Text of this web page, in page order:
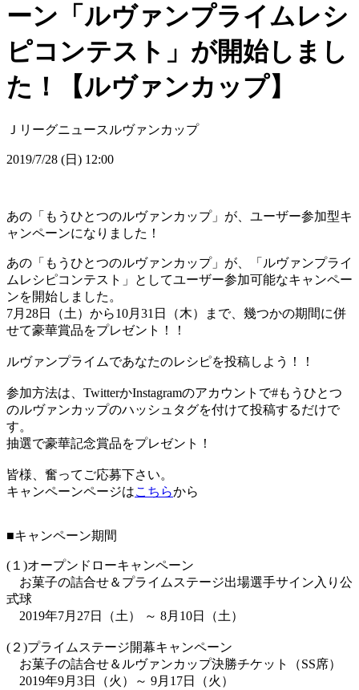
ーン「ルヴァンプライムレシ
ピコンテスト」が開始しまし
た！【ルヴァンカップ】
Ｊリーグニュース ルヴァンカップ
2019/7/28 (日) 12:00
あの「もうひとつのルヴァンカップ」が、ユーザー参加型キ
ャンペーンになりました！
あの「もうひとつのルヴァンカップ」が、「ルヴァンプライ
ムレシピコンテスト」としてユーザー参加可能なキャンペー
ンを開始しました。
7月28日（土）から10月31日（木）まで、幾つかの期間に併
せて豪華賞品をプレゼント！！
ルヴァンプライムであなたのレシピを投稿しよう！！
参加方法は、TwitterかInstagramのアカウントで#もうひとつ
のルヴァンカップのハッシュタグを付けて投稿するだけで
す。
抽選で豪華記念賞品をプレゼント！
皆様、奮ってご応募下さい。
キャンペーンページはこちらから
■キャンペーン期間
(１)オープンドローキャンペーン
お菓子の詰合せ＆プライムステージ出場選手サイン入り公
式球
2019年7月27日（土） ～ 8月10日（土）
(２)プライムステージ開幕キャンペーン
お菓子の詰合せ＆ルヴァンカップ決勝チケット（SS席）
2019年9月3日（火）～ 9月17日（火）